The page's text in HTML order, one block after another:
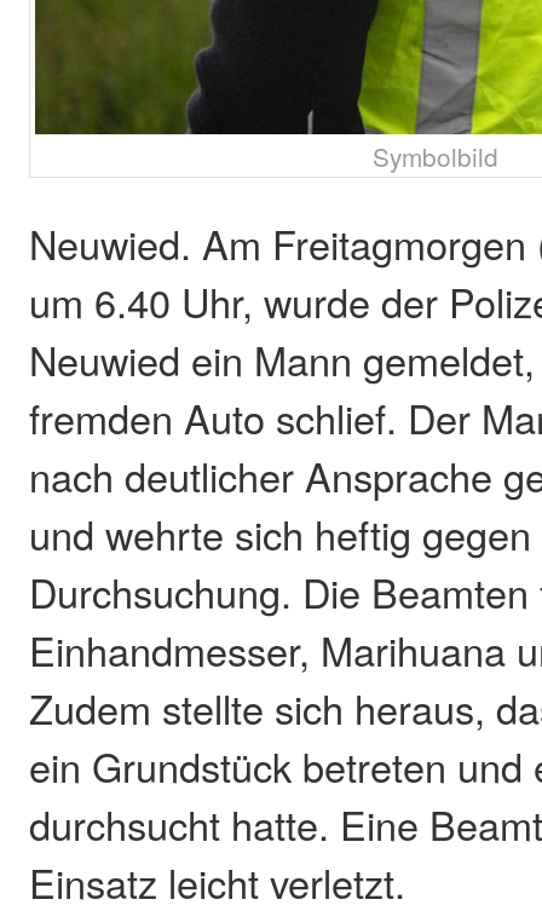
Symbolbild
Neuwied. Am
um 6.40 Uhr, wurde der
Neuwied ein Mann
fremden Auto schlief. Der
nach deutlicher Ansprache
und wehrte sich heftig
Durchsuchung. Die
Einhandmesser, Marihuana
Zudem stellte sich heraus,
ein Grundstück betreten und
durchsucht hatte. Eine
Einsatz leicht verletzt.